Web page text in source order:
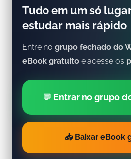
Tudo em um só
estudar mais rápido
Entre no grupo fechado do
eBook gratuito e acesse os
💬 Entrar no grupo
📥 Baixar eBook